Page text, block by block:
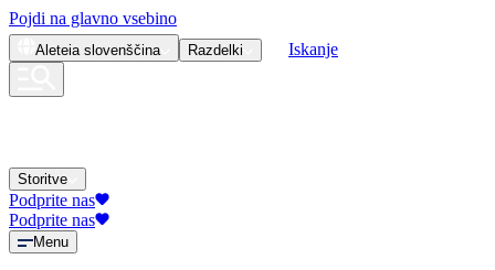
Pojdi na glavno vsebino
Aleteia slovenščina Razdelki Iskanje
Storitve
Podprite nas
Podprite nas
Menu